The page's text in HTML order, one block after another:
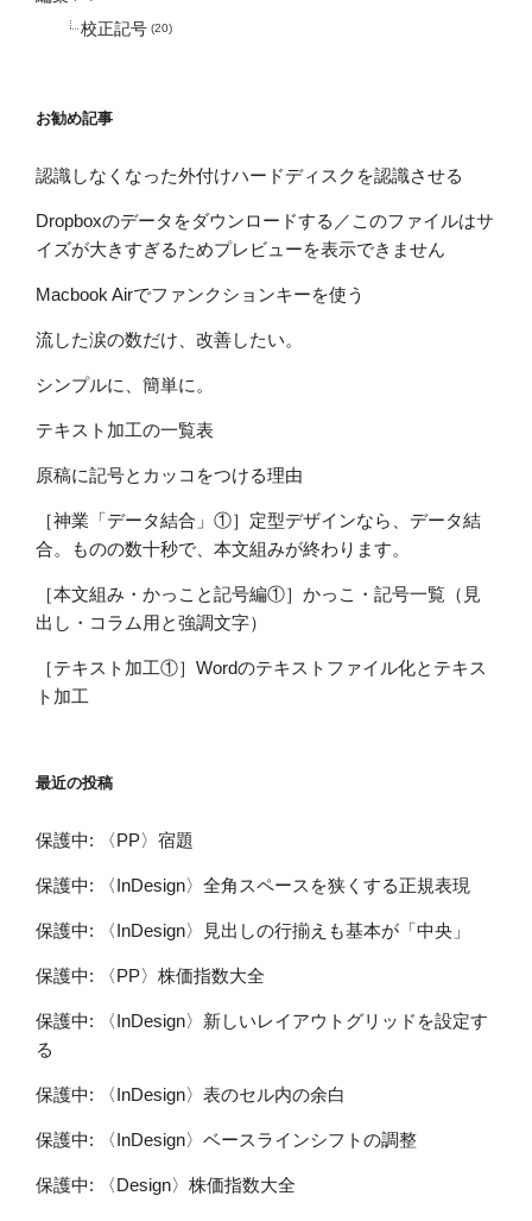
校正記号 (20)
お勧め記事
認識しなくなった外付けハードディスクを認識させる
Dropboxのデータをダウンロードする／このファイルはサ
イズが大きすぎるためプレビューを表示できません
Macbook Airでファンクションキーを使う
流した涙の数だけ、改善したい。
シンプルに、簡単に。
テキスト加工の一覧表
原稿に記号とカッコをつける理由
［神業「データ結合」①］定型デザインなら、データ結
合。ものの数十秒で、本文組みが終わります。
［本文組み・かっこと記号編①］かっこ・記号一覧（見
出し・コラム用と強調文字）
［テキスト加工①］Wordのテキストファイル化とテキス
ト加工
最近の投稿
保護中: 〈PP〉宿題
保護中: 〈InDesign〉全角スペースを狭くする正規表現
保護中: 〈InDesign〉見出しの行揃えも基本が「中央」
保護中: 〈PP〉株価指数大全
保護中: 〈InDesign〉新しいレイアウトグリッドを設定す
る
保護中: 〈InDesign〉表のセル内の余白
保護中: 〈InDesign〉ベースラインシフトの調整
保護中: 〈Design〉株価指数大全